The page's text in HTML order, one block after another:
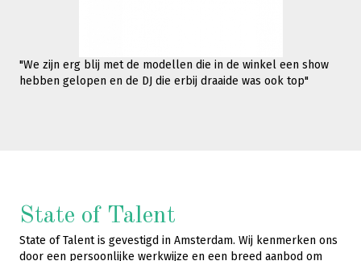
"We zijn erg blij met de modellen die in de winkel een show
hebben gelopen en de DJ die erbij draaide was ook top"
State of Talent
State of Talent is gevestigd in Amsterdam. Wij kenmerken ons
door een persoonlijke werkwijze en een breed aanbod om